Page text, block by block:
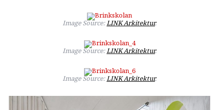
Image Source:LINK Arkitektur.
Image Source:LINK Arkitektur.
Image Source:LINK Arkitektur.